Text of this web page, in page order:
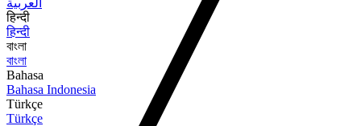
العربية
हिन्दी
हिन्दी
বাংলা
বাংলা
Bahasa
Bahasa Indonesia
Türkçe
Türkçe